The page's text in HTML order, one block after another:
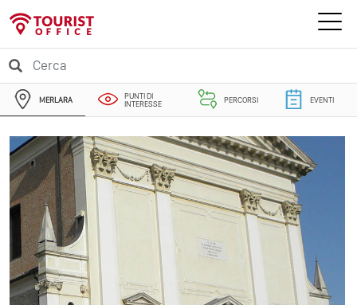
MERLARA
PUNTI DI
INTERESSE
PERCORSI EVENTI